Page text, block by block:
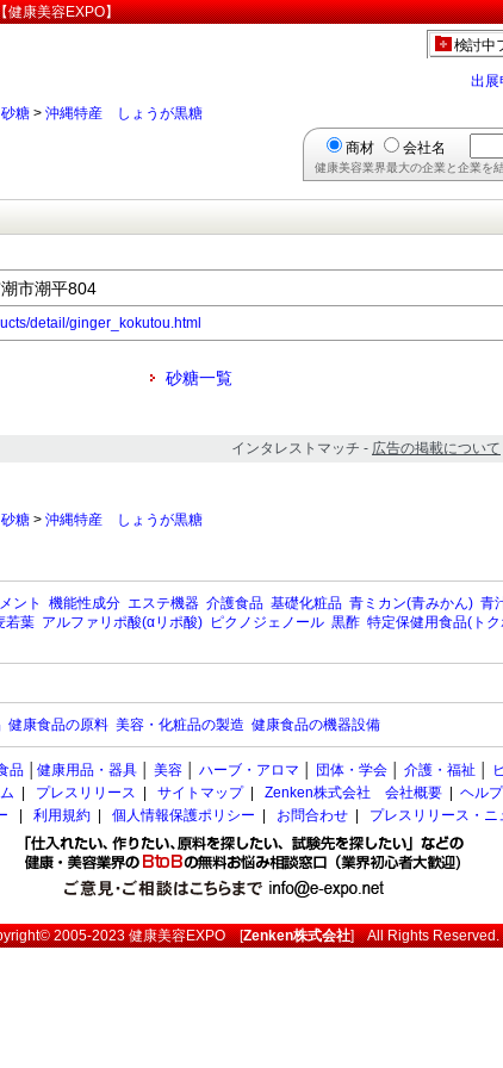
健康美容EXPO】
検討中
出展
砂糖 > 沖縄特産 しょうが黒糖
商材 会社名
健康美容業界最大の企業と企業を
市潮平804
detail/ginger_kokutou.html
砂糖一覧
インタレストマッチ - 広告の掲載について
砂糖 > 沖縄特産 しょうが黒糖
ント 機能性成分 エステ機器 介護食品 基礎化粧品 青ミカン(青みかん) 青
若葉 アルファリポ酸(αリポ酸) ピクノジェノール 黒酢 特定保健用食品(ト
健康食品の原料 美容・化粧品の製造 健康食品の機器設備
品 健康用品・器具 美容 ハーブ・アロマ 団体・学会 介護・福祉
プレスリリース サイトマップ| Zenken株式会社 会社概要
ヘルプ
利用規約 個人情報保護ポリシー お問合わせ プレスリリース・ニ
2005-2023健康美容EXPO[Zenken株式会社] All Rights Reserved.